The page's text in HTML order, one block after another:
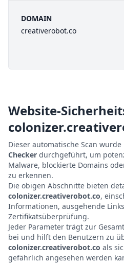
DOMAIN
creativerobot.co
Website-
Dieser automatische Scan
Checker durchgeführt, um
Malware, blockierte Domains
zu erkennen.
Die obigen Abschnitte bieten
colonizer.creativerobot.co,
Informationen, ausgehende Links
Zertifikatsüberprüfung.
Jeder Parameter trägt zur
bei und hilft den Benutzern zu
colonizer.creativerobot.co als
gefährlich angesehen werden